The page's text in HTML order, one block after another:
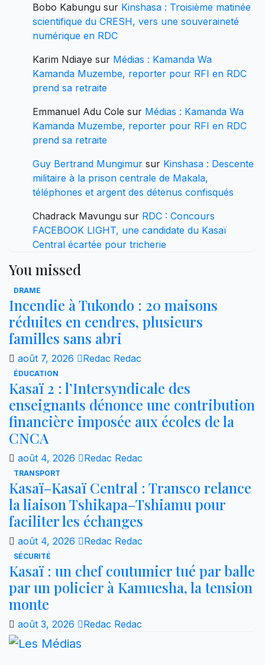
Bobo Kabungu sur Kinshasa : Troisième matinée
scientifique du CRESH, vers une souveraineté
numérique en RDC
Karim Ndiaye sur Médias : Kamanda Wa
Kamanda Muzembe, reporter pour RFI en RDC
prend sa retraite
Emmanuel Adu Cole sur Médias : Kamanda Wa
Kamanda Muzembe, reporter pour RFI en RDC
prend sa retraite
Guy Bertrand Mungimur sur Kinshasa : Descente
militaire à la prison centrale de Makala,
téléphones et argent des détenus confisqués
Chadrack Mavungu sur RDC : Concours
FACEBOOK LIGHT, une candidate du Kasaï
Central écartée pour tricherie
You missed
DRAME
Incendie à Tukondo : 20 maisons
réduites en cendres, plusieurs
familles sans abri
août 7, 2026 Redac Redac
ÉDUCATION
Kasaï 2 : l’Intersyndicale des
enseignants dénonce une contribution
financière imposée aux écoles de la
CNCA
août 4, 2026 Redac Redac
TRANSPORT
Kasaï–Kasaï Central : Transco relance
la liaison Tshikapa–Tshiamu pour
faciliter les échanges
août 4, 2026 Redac Redac
SÉCURITÉ
Kasaï : un chef coutumier tué par balle
par un policier à Kamuesha, la tension
monte
août 3, 2026 Redac Redac